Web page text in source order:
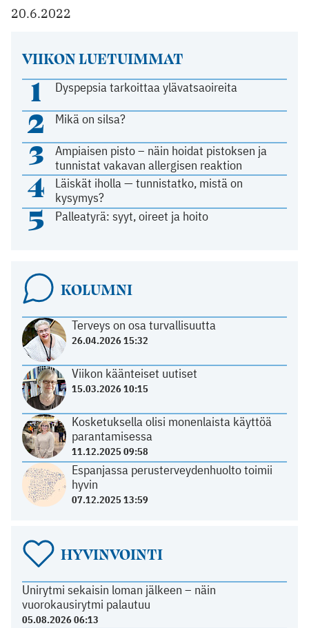
20.6.2022
VIIKON LUETUIMMAT
1 Dyspepsia tarkoittaa ylävatsaoireita
2 Mikä on silsa?
3
Ampiaisen pisto – näin hoidat pistoksen ja
tunnistat vakavan allergisen reaktion
4
Läiskät iholla — tunnistatko, mistä on
kysymys?
5 Palleatyrä: syyt, oireet ja hoito
KOLUMNI
Terveys on osa turvallisuutta
26.04.2026 15:32
Viikon käänteiset uutiset
15.03.2026 10:15
Kosketuksella olisi monenlaista käyttöä
parantamisessa
11.12.2025 09:58
Espanjassa perusterveydenhuolto toimii
hyvin
07.12.2025 13:59
HYVINVOINTI
Unirytmi sekaisin loman jälkeen – näin
vuorokausirytmi palautuu
05.08.2026 06:13